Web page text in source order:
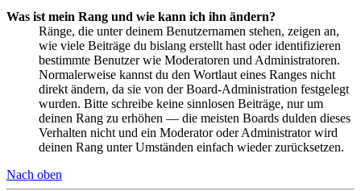
Was ist mein Rang und wie kann ich ihn ändern?
Ränge, die unter deinem Benutzernamen stehen, zeigen an,
wie viele Beiträge du bislang erstellt hast oder identifizieren
bestimmte Benutzer wie Moderatoren und Administratoren.
Normalerweise kannst du den Wortlaut eines Ranges nicht
direkt ändern, da sie von der Board-Administration festgelegt
wurden. Bitte schreibe keine sinnlosen Beiträge, nur um
deinen Rang zu erhöhen — die meisten Boards dulden dieses
Verhalten nicht und ein Moderator oder Administrator wird
deinen Rang unter Umständen einfach wieder zurücksetzen.
Nach oben